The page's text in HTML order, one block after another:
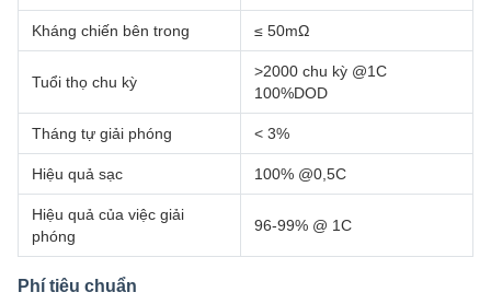
Kháng chiến bên trong ≤ 50mΩ
Tuổi thọ chu kỳ
>2000 chu kỳ @1C
100%DOD
Tháng tự giải phóng < 3%
Hiệu quả sạc 100% @0,5C
Hiệu quả của việc giải
phóng
96-99% @ 1C
Phí tiêu chuẩn